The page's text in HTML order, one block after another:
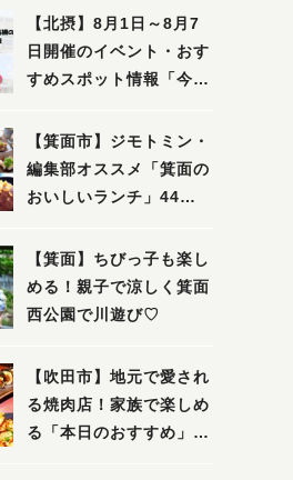
【北摂】8月1日～8月7
日開催のイベント・おす
すめスポット情報「今週
面・吹田・池田・茨木・
高槻）
【箕面市】ジモトミン・
編集部オススメ「箕面の
おいしいランチ」44
から穴場まで！〜
【箕面】ちびっ子も楽し
める！親子で涼しく箕面
西公園で川遊び♡
【吹田市】地元で愛され
る焼肉店！家族で楽しめ
る「本日のおすすめ」で